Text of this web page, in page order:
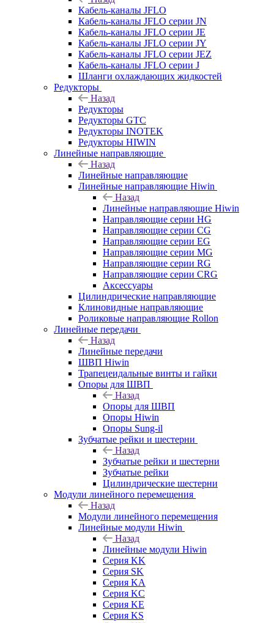
Кабель-каналы JFLO
Кабель-каналы JFLO серии JN
Кабель-каналы JFLO серии JE
Кабель-каналы JFLO серии JY
Кабель-каналы JFLO серии JEZ
Кабель-каналы JFLO серии J
Шланги охлаждающих жидкостей
Редукторы
Назад
Редукторы
Редукторы GTC
Редукторы INOTEK
Редукторы HIWIN
Линейные направляющие
Назад
Линейные направляющие
Линейные направляющие Hiwin
Назад
Линейные направляющие Hiwin
Направляющие серии HG
Направляющие серии CG
Направляющие серии EG
Направляющие серии MG
Направляющие серии RG
Направляющие серии CRG
Аксессуары
Цилиндрические направляющие
Клиновидные направляющие
Роликовые направляющие Rollon
Линейные передачи
Назад
Линейные передачи
ШВП Hiwin
Трапецеидальные винты и гайки
Опоры для ШВП
Назад
Опоры для ШВП
Опоры Hiwin
Опоры Sung-il
Зубчатые рейки и шестерни
Назад
Зубчатые рейки и шестерни
Зубчатые рейки
Цилиндрические шестерни
Модули линейного перемещения
Назад
Модули линейного перемещения
Линейные модули Hiwin
Назад
Линейные модули Hiwin
Серия KK
Серия SK
Серия KA
Серия KC
Серия KE
Серия KS